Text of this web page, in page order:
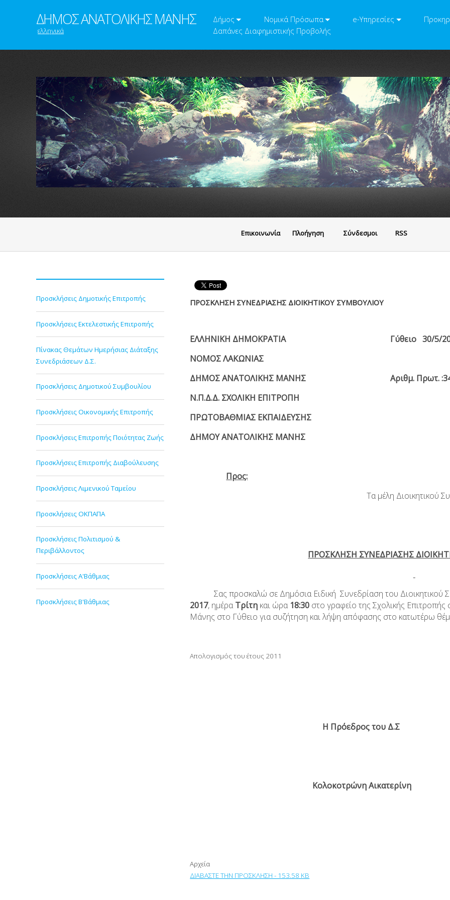
ΔΗΜΟΣ ΑΝΑΤΟΛΙΚΗΣ ΜΑΝΗΣ
ελληνικά
Δήμος Νομικά Πρόσωπα e-Υπηρεσίες
Δαπάνες Διαφημιστικής Προβολής
Eπικοινωνία Πλοήγηση Σύνδεσμοι RSS
Προσκλήσεις Δημοτικής Επιτροπής
Προσκλήσεις Εκτελεστικής Επιτροπής
Πίνακας Θεμάτων Ημερήσιας Διάταξης
Συνεδριάσεων Δ.Σ.
Προσκλήσεις Δημοτικού Συμβουλίου
Προσκλήσεις Οικονομικής Επιτροπής
Προσκλήσεις Επιτροπής Ποιότητας Ζωής
Προσκλήσεις Επιτροπής Διαβούλευσης
Προσκλήσεις Λιμενικού Ταμείου
Προσκλήσεις ΟΚΠΑΠΑ
Προσκλήσεις Πολιτισμού &
Περιβάλλοντος
Προσκλήσεις Α'Βάθμιας
Προσκλήσεις Β'Βάθμιας
ΠΡΟΣΚΛΗΣΗ ΣΥΝΕΔΡΙΑΣΗΣ ΔΙΟΙΚΗΤΙΚΟΥ ΣΥΜΒΟΥΛΙΟΥ
ΕΛΛΗΝΙΚΗ ΔΗΜΟΚΡΑΤΙΑ Γύθειο 30/5/
ΝΟΜΟΣ ΛΑΚΩΝΙΑΣ
ΔΗΜΟΣ ΑΝΑΤΟΛΙΚΗΣ ΜΑΝΗΣ Αριθμ. Πρωτ.
Ν.Π.Δ.Δ. ΣΧΟΛΙΚΗ ΕΠΙΤΡΟΠΗ
ΠΡΩΤΟΒΑΘΜΙΑΣ ΕΚΠΑΙΔΕΥΣΗΣ
ΔΗΜΟΥ ΑΝΑΤΟΛΙΚΗΣ ΜΑΝΗΣ
Προς:
Τα μέλη Διοικητικού
ΠΡΟΣΚΛΗΣΗ ΣΥΝΕΔΡΙΑΣΗΣ
Σας προσκαλώ σε Δημόσια Ειδική Συνεδρίαση του Διοικητικού
2017, ημέρα Tρίτη και ώρα 18:30 στο γραφείο της Σχολικής
Μάνης στο Γύθειο για συζήτηση και λήψη απόφασης στο κατωτέρω
Απολογισμός του έτους 2011
H Πρόεδρος του Δ.Σ
Κολοκοτρώνη Αικατερίνη
Αρχεία
ΔΙΑΒΑΣΤΕ ΤΗΝ ΠΡΟΣΚΛΗΣΗ - 153.58 KB